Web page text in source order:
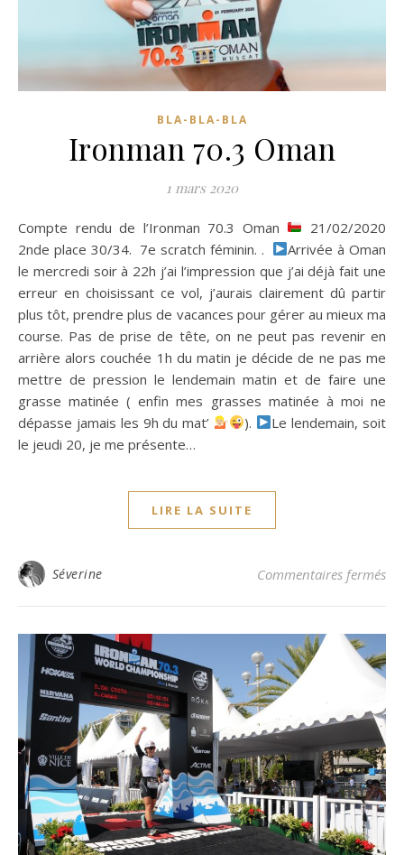
BLA-BLA-BLA
Ironman 70.3 Oman
1 mars 2020
Compte rendu de l’Ironman 70.3 Oman
21/02/2020
2nde place 30/34. 7e scratch féminin. .
Arrivée à Oman
le mercredi soir à 22h j’ai l’impression que j’ai déjà fait une
erreur en choisissant ce vol, j’aurais clairement dû partir
plus tôt, prendre plus de vacances pour gérer au mieux ma
course. Pas de prise de tête, on ne peut pas revenir en
arrière alors couchée 1h du matin je décide de ne pas me
mettre de pression le lendemain matin et de faire une
grasse matinée ( enfin mes grasses matinée à moi ne
dépasse jamais les 9h du mat’
).
Le lendemain, soit
le jeudi 20, je me présente…
LIRE LA SUITE
Séverine Commentaires fermés